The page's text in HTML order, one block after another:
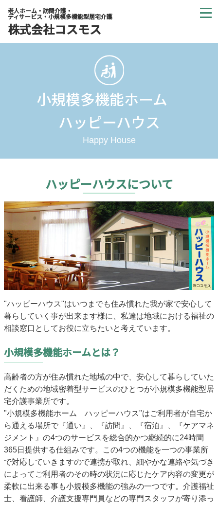
老人ホーム・訪問介護・
ディサービス・小規模多機能型居宅介護
株式会社コスモス
小規模多機能ホーム
ハッピーハウス
Happy House
ハッピーハウスについて
"ハッピーハウス"はいつまでも住み慣れた我が家で安心して
暮らしていく事が出来ます様に、私達は地域における福祉の
相談窓口としてお役に立ちたいと考えています。
小規模多機能ホームとは？
高齢者の方が住み慣れた地域の中で、安心して暮らしていた
だくための地域密着型サービスのひとつが小規模多機能型居
宅介護事業所です。
"小規模多機能ホーム ハッピーハウス"はご利用者が自宅か
ら通える場所で『通い』、『訪問』、『宿泊』、『ケアマネ
ジメント』の4つのサービスを総合的かつ継続的に24時間
365日提供する仕組みです。この4つの機能を一つの事業所
で対応していきますので連携が取れ、細やかな連絡や気づき
によってご利用者のその時の状況に応じたケア内容の変更が
柔軟に出来る事も小規模多機能の強みの一つです。介護福祉
士、看護師、介護支援専門員などの専門スタッフが寄り添っ